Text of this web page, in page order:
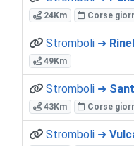
24Km Corse
Stromboli ➜
49Km
Stromboli ➜
43Km Corse
Stromboli ➜